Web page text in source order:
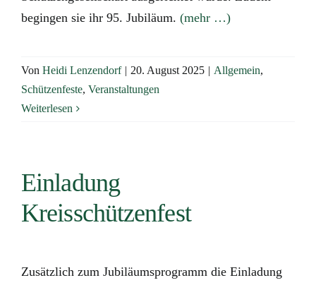
begingen sie ihr 95. Jubiläum. (mehr …)
Von Heidi Lenzendorf | 20. August 2025 | Allgemein,
Schützenfeste, Veranstaltungen
Weiterlesen
Einladung
Kreisschützenfest
Zusätzlich zum Jubiläumsprogramm die Einladung